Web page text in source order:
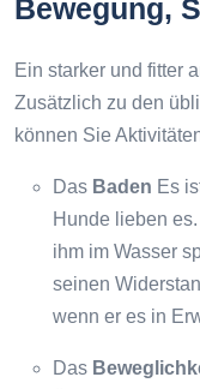
Bewegung,
Ein starker und fitter
Zusätzlich zu den
können Sie
Das Baden Es
Hunde lieben
ihm im Wasser
seinen
wenn er es in
Das